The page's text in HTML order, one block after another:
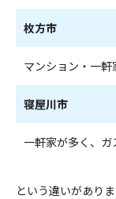
枚方市
マンション・一
寝屋川市
一軒家が多く、
という違いがありま